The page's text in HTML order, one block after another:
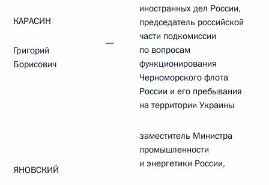
КАРАСИН
Григорий
Борисович
—
иностранных дел России,
председатель российской
части подкомиссии
по вопросам
функционирования
Черноморского флота
России и его пребывания
на территории Украины
ЯНОВСКИЙ
заместитель Министра
промышленности
и энергетики России,